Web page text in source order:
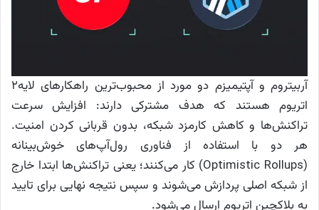
آربیتروم و آپتیمیزم دو مورد از محبوب‌ترین راهکارهای لایه‌۲
اتریوم هستند که هدف مشترکی دارند: افزایش سرعت
تراکنش‌ها و کاهش کارمزد شبکه، بدون قربانی کردن امنیت.
هر دو با استفاده از فناوری رول‌آپ‌های خوش‌بینانه
(Optimistic Rollups) کار می‌کنند؛ یعنی تراکنش‌ها ابتدا خارج
از شبکه اصلی پردازش می‌شوند و سپس نتیجه نهایی برای تایید
به بلاکچین اتریوم ارسال می‌شود.